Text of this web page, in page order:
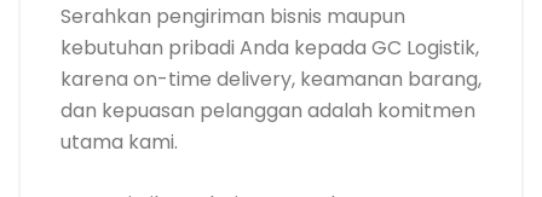
Serahkan pengiriman bisnis maupun
kebutuhan pribadi Anda kepada GC Logistik,
karena on-time delivery, keamanan barang,
dan kepuasan pelanggan adalah komitmen
utama kami.